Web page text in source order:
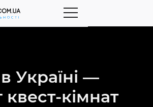
Україні —
квест-кімнат